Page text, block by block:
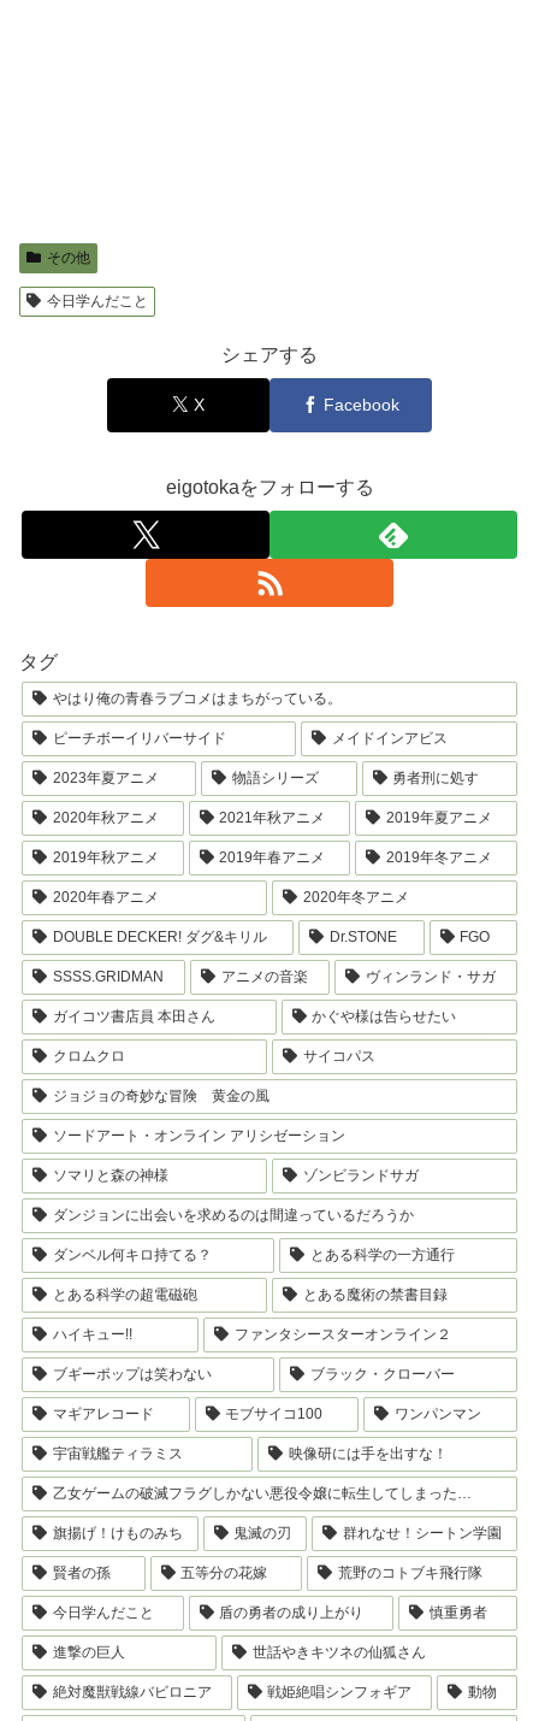
その他
今日学んだこと
シェアする
X Facebook
eigotokaをフォローする
タグ
やはり俺の青春ラブコメはまちがっている。
ピーチボーイリバーサイド メイドインアビス
2023年夏アニメ 物語シリーズ 勇者刑に処す
2020年秋アニメ 2021年秋アニメ 2019年夏アニメ
2019年秋アニメ 2019年春アニメ 2019年冬アニメ
2020年春アニメ 2020年冬アニメ
DOUBLE DECKER! ダグ&キリル Dr.STONE FGO
SSSS.GRIDMAN アニメの音楽 ヴィンランド・サガ
ガイコツ書店員 本田さん かぐや様は告らせたい
クロムクロ サイコパス
ジョジョの奇妙な冒険 黄金の風
ソードアート・オンライン アリシゼーション
ソマリと森の神様 ゾンビランドサガ
ダンジョンに出会いを求めるのは間違っているだろうか
ダンベル何キロ持てる？ とある科学の一方通行
とある科学の超電磁砲 とある魔術の禁書目録
ハイキュー!! ファンタシースターオンライン２
ブギーポップは笑わない ブラック・クローバー
マギアレコード モブサイコ100 ワンパンマン
宇宙戦艦ティラミス 映像研には手を出すな！
乙女ゲームの破滅フラグしかない悪役令嬢に転生してしまった…
旗揚げ！けものみち 鬼滅の刃 群れなせ！シートン学園
賢者の孫 五等分の花嫁 荒野のコトブキ飛行隊
今日学んだこと 盾の勇者の成り上がり 慎重勇者
進撃の巨人 世話やきキツネの仙狐さん
絶対魔獣戦線バビロニア 戦姫絶唱シンフォギア 動物